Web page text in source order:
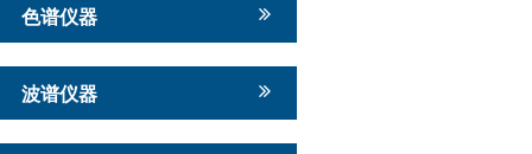
色谱仪器
波谱仪器